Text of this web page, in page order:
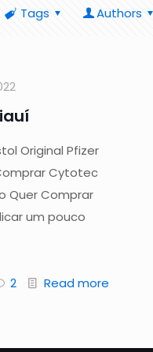
Tags Authors
Original Pfizer
Cytotec
Quer Comprar
um pouco
2 Read more